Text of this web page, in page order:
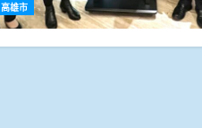
高雄市